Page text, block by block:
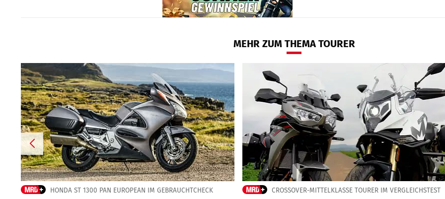
MEHR ZUM THEMA TOURER
HONDA ST 1300 PAN EUROPEAN IM GEBRAUCHTCHECK CROSSOVER-MITTELKLASSE TOURER IM VERGLEICHSTEST